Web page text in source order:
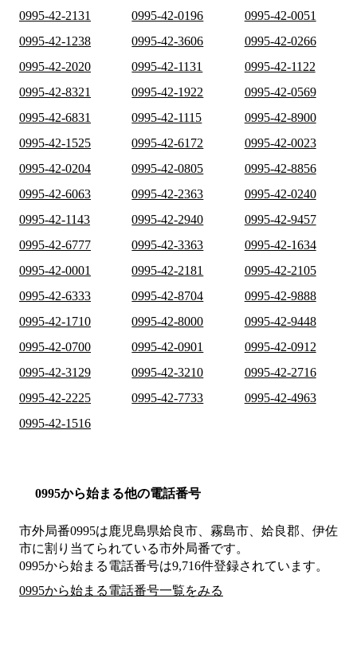
0995-42-2131 0995-42-0196
0995-42-0051
0995-42-1238
0995-42-3606
0995-42-0266
0995-42-2020
0995-42-1131
0995-42-1122
0995-42-8321
0995-42-1922
0995-42-0569
0995-42-6831
0995-42-1115
0995-42-8900
0995-42-1525
0995-42-6172
0995-42-0023
0995-42-0204
0995-42-0805
0995-42-8856
0995-42-6063
0995-42-2363
0995-42-0240
0995-42-1143
0995-42-2940
0995-42-9457
0995-42-6777
0995-42-3363
0995-42-1634
0995-42-0001
0995-42-2181
0995-42-2105
0995-42-6333
0995-42-8704
0995-42-9888
0995-42-1710
0995-42-8000
0995-42-9448
0995-42-0700
0995-42-0901
0995-42-0912
0995-42-3129
0995-42-3210
0995-42-2716
0995-42-2225
0995-42-7733
0995-42-4963
0995-42-1516
0995から始まる他の電話番号
市外局番0995は鹿児島県姶良市、霧島市、姶良郡、伊佐
市に割り当てられている市外局番です。
0995から始まる電話番号は9,716件登録されています。
0995から始まる電話番号一覧をみる